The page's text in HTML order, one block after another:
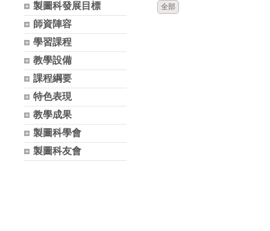
製圖科發展目標
師資陣容
學習課程
教學設備
課程綱要
特色表現
教學成果
製圖科學會
製圖科友會
全部